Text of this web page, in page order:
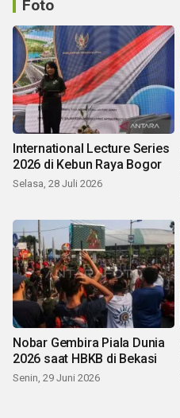
Foto
International Lecture Series
2026 di Kebun Raya Bogor
Selasa, 28 Juli 2026
Nobar Gembira Piala Dunia
2026 saat HBKB di Bekasi
Senin, 29 Juni 2026